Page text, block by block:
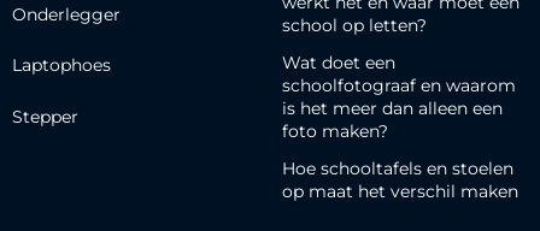
Onderlegger
Laptophoes
Stepper
school op letten?
Wat doet een
schoolfotograaf en waarom
is het meer dan alleen een
foto maken?
Hoe schooltafels en stoelen
op maat het verschil maken